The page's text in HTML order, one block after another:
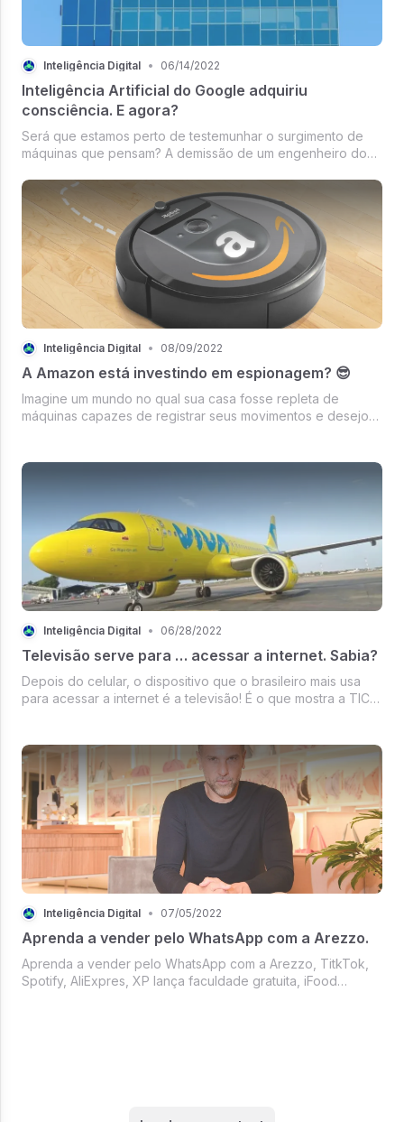
Inteligência Digital • 06/14/2022
Inteligência Artificial do Google adquiriu
consciência. E agora?
Será que estamos perto de testemunhar o surgimento de
máquinas que pensam? A demissão de um engenheiro do
News de hoje traz essa e outras notícias relevantes para
você começar a semana b...
Inteligência Digital • 08/09/2022
A Amazon está investindo em espionagem? 😎
Imagine um mundo no qual sua casa fosse repleta de
máquinas capazes de registrar seus movimentos e desejos,
a construí-lo.
Inteligência Digital • 06/28/2022
Televisão serve para … acessar a internet. Sabia?
Depois do celular, o dispositivo que o brasileiro mais usa
para acessar a internet é a televisão! É o que mostra a TIC
cada vez mais...
Inteligência Digital • 07/05/2022
Aprenda a vender pelo WhatsApp com a Arezzo.
Aprenda a vender pelo WhatsApp com a Arezzo, TitkTok,
Spotify, AliExpres, XP lança faculdade gratuita, iFood